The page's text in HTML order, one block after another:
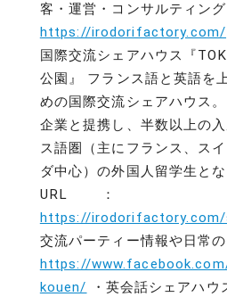
客・運営・コンサルティ
https://irodorifactory.com/
国際交流シェアハウス『
公園』 フランス語と英語を
めの国際交流シェアハウス
企業と提携し、半数以上の
ス語圏（主にフランス、ス
ダ中心）の外国人留学生とな
URL ：
https://irodorifactory.com/
交流パーティー情報や日常
https://
kouen/ ・英会話シェアハウ